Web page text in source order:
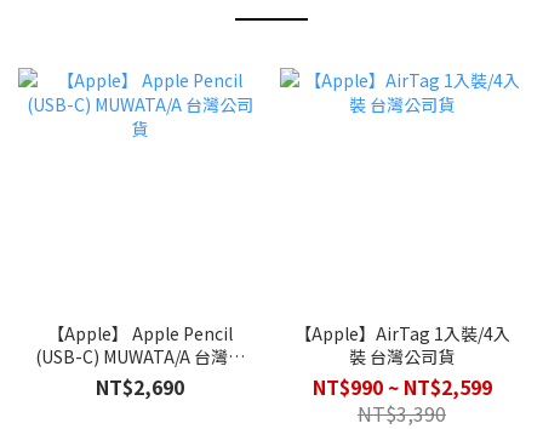
【Apple】 Apple Pencil
(USB-C) MUWATA/A 台灣公
司貨
NT$2,690
【Apple】AirTag 1入裝/4入
裝 台灣公司貨
NT$990 ~ NT$2,599
NT$3,390